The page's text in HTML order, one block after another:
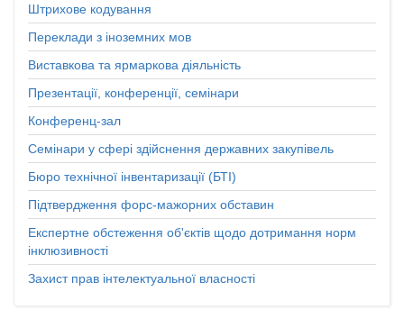
Штрихове кодування
Переклади з іноземних мов
Виставкова та ярмаркова діяльність
Презентації, конференції, семінари
Конференц-зал
Семінари у сфері здійснення державних закупівель
Бюро технічної інвентаризації (БТІ)
Підтвердження форс-мажорних обставин
Експертне обстеження об'єктів щодо дотримання норм
інклюзивності
Захист прав інтелектуальної власності